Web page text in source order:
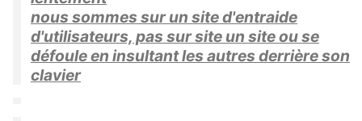
nous sommes sur un site d'entraide
d'utilisateurs, pas sur site un site ou se
défoule en insultant les autres derrière son
clavier